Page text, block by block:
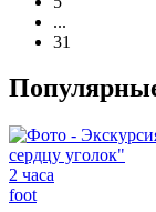
...
31
2 часа
foot